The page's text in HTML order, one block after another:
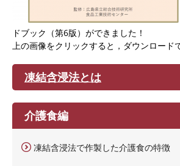
ドブック（第6版）ができました！
上の画像をクリックすると，ダウンロード
凍結含浸法とは
介護食編
凍結含浸法で作製した介護食の特徴